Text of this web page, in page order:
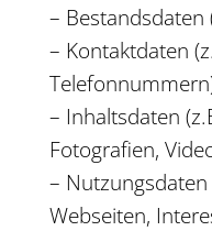
– Bestandsdaten
– Kontaktdaten
– Inhaltsdaten
Fotografien,
–
Webseiten,